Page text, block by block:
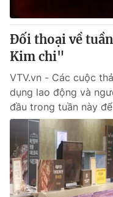
® Cấm sao chép dưới
thuận bằng văn bản. Ghi
thông tin từ website này.
Đối thoại về
Kim chi"
VTV.vn - Các cuộc
dụng lao động và
đầu trong tuần này